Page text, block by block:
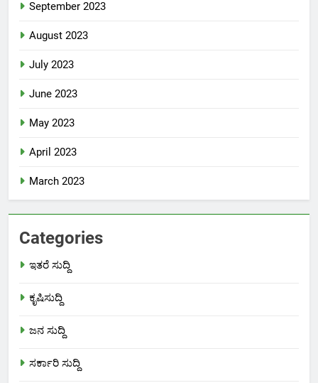
September 2023
August 2023
July 2023
June 2023
May 2023
April 2023
March 2023
Categories
ಇತರೆ ಸುದ್ದಿ
ಕೃಷಿಸುದ್ದಿ
ಜನ ಸುದ್ದಿ
ಸರ್ಕಾರಿ ಸುದ್ದಿ